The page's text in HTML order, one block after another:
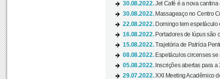
30.08.2022.Jet Café é a nova
30.08.2022. Massageaço no Centro
22.08.2022. Domingo tem espetáculo
16.08.2022. Portadores de lúpus são
15.08.2022.Trajetória de Patrícia
08.08.2022. Espetáculos circenses
05.08.2022. Inscrições abertas para a
29.07.2022.XXI Meeting Acadêmico